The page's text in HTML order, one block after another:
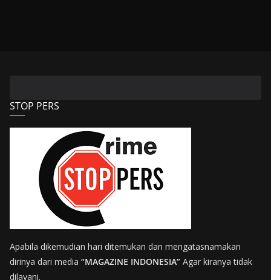
STOP PERS
Apabila dikemudian hari ditemukan dan mengatasnamakan
dirinya dari media “MAGAZINE INDONESIA” Agar kiranya tidak
dilayani.